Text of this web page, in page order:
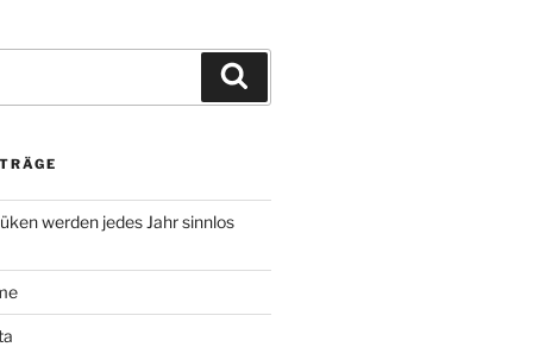
werden jedes Jahr sinnlos